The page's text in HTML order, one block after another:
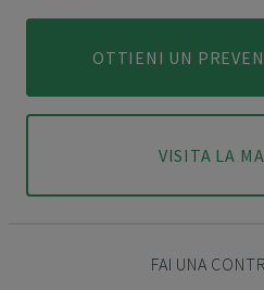
OTTIENI UN
VISITA LA
FAI UNA